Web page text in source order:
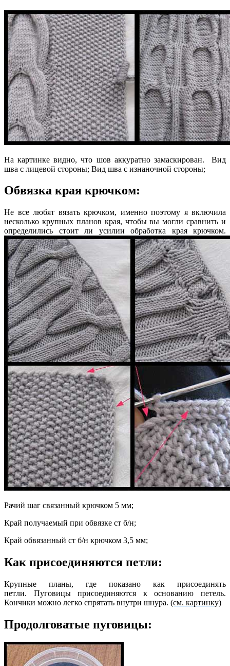
На картинке видно, что шов аккуратно замаскирован. Вид
шва с лицевой стороны; Вид шва с изнаночной стороны;
Обвязка края крючком:
Не все любят вязать крючком, именно поэтому я включила
несколько крупных планов края, чтобы вы могли сравнить и
определились стоит ли усилии обработка края крючком.
Рачий шаг связанный крючком 5 мм;
Край получаемый при обвязке ст б/н;
Край обвязанный ст б/н крючком 3,5 мм;
Как присоединяются петли:
Крупные планы, где показано как присоединять
петли. Пуговицы присоединяются к основанию петель.
Кончики можно легко спрятать внутри шнура. (см. картинку)
Продолговатые пуговицы: